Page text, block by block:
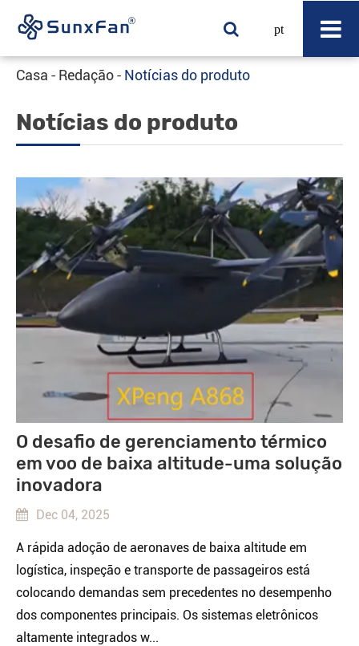
pt
Casa Redação Notícias do produto
Notícias do produto
O desafio de gerenciamento térmico
em voo de baixa altitude-uma solução
inovadora
Dec 04, 2025
A rápida adoção de aeronaves de baixa altitude em
logística, inspeção e transporte de passageiros está
colocando demandas sem precedentes no desempenho
dos componentes principais. Os sistemas eletrônicos
altamente integrados w...